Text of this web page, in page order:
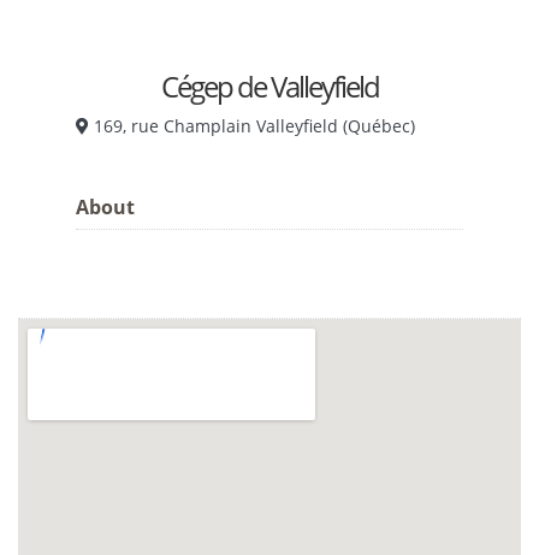
Cégep de Valleyfield
169, rue Champlain Valleyfield (Québec)
About